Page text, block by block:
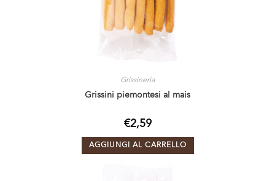
Grissineria
Grissini piemontesi al mais
€2,59
AGGIUNGI AL CARRELLO